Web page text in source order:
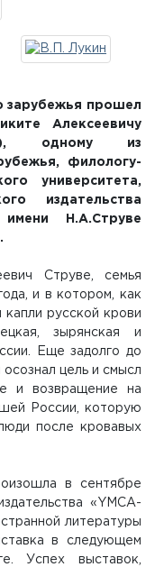
зарубежья прошел
Алексеевичу
одному из
филологу-
университета,
издательства
Н.А.Струве
Струве, семья
и в котором, как
русской крови
зырянская и
Еще задолго до
цель и смысл
и возвращение на
России, которую
после кровавых
в сентябре
«YMCA-
литературы
в следующем
Успех выставок,